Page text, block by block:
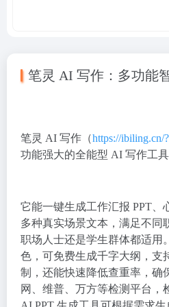
笔灵 AI 写作：多功能
笔灵 AI 写作（https://ibiling.cn/
功能强大的全能型 AI 写作工具
它能一键生成工作汇报 PPT、
多种真实场景文本，满足不同
职场人士还是学生群体都适用
色，可免费生成千字大纲，支
制，还能快速降低查重率，确
网、维普、万方等检测平台，